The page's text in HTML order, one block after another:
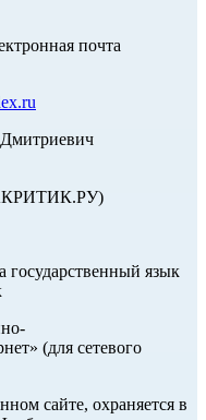
почта
государственный язык
(для сетевого
сайте, охраняется в